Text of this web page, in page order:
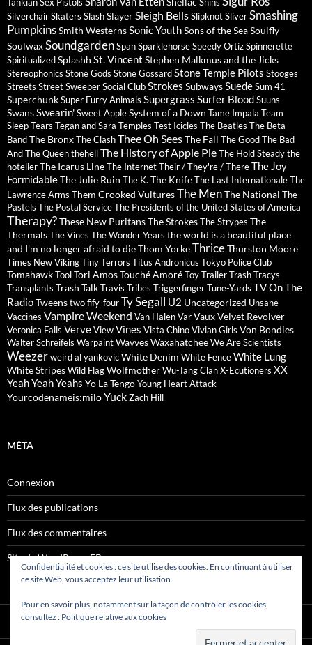
SilverchairSkaters SlashSlayerSleigh BellsSlipknotSliverSmashing
PumpkinsSmith WesternsSonic YouthSons of the SeaSoulfly
SoulwaxSoundgardenSpanSparklehorseSpeedy OrtizSpinnerette
SpiritualizedSplashh St. Vincent Stephen Malkmus and the Jicks
Stereophonics Stone Gods Stone GossardStone Temple Pilots Stooges
Streets Street Sweeper Social ClubStrokes SubwaysSuedeSum 41
SuperchunkSuper Furry Animals Supergrass Surfer BloodSuuns
SwansSwearin'Sweet AppleSystem of a Down Tame Impala Team
SleepTears Tegan and Sara Temples Test Icicles The Beatles The Beta
BandThe BronxThe ClashThee Oh SeesThe Fall The Good The Bad
And The QueenthehellThe History of Apple PieThe Hold Steadythe
hotelierThe Icarus LineThe InternetTheir / They're / ThereThe Joy
FormidableThe Julie Ruin The K. The KnifeThe Last InternationaleThe
Lawrence Arms Them Crooked VulturesThe MenThe National The
Pastels The Postal ServiceThe Presidents of the United States of America
Therapy?These New PuritansThe StrokesThe Strypes The
ThermalsThe Vines The Wonder Years the world is a beautiful place
and I'm no longer afraid to dieThom YorkeThriceThurston Moore
Times New VikingTiny Terrors Titus Andronicus Tokyo Police Club
TomahawkToolTori AmosTouché AmoréToyTrailer Trash Tracys
Transplants Trash TalkTravis Tribes TriggerfingerTune-Yards TV On The
RadioTweenstwo fify-fourTy Segall U2 Uncategorized Unsane
Vaccines Vampire Weekend Van HalenVarVauxVelvet Revolver
Veronica Falls VerveViewVines Vista ChinoVivian Girls Von Bondies
Walter Schreifels WarpaintWavvesWaxahatcheeWe Are Scientists
Weezerweird al yankovicWhite Denim White FenceWhite Lung
White StripesWild FlagWolfmotherWu-Tang ClanX-Ecutioners XX
Yeah Yeah Yeahs Yo La TengoYoung Heart Attack
Yourcodenameis:miloYuckZach Hill
MÉTA
Connexion
Flux des publications
Flux des commentaires
Site de WordPress-FR
Confidentialité et cookies : ce site utilise des cookies. En continuant à utiliser
ce site Web, vous acceptez leur utilisation.
Pour en savoir plus, notamment sur la façon de contrôler les cookies,
consultez : Politique relative aux cookies